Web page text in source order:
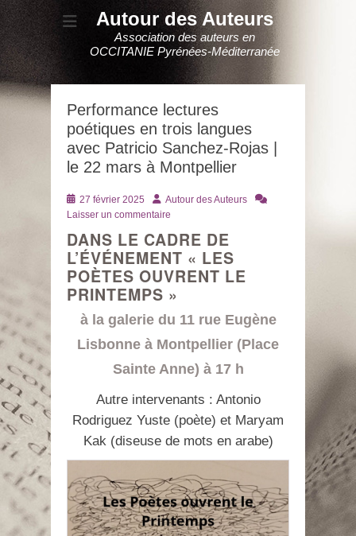
Autour des Auteurs
Association des auteurs en
OCCITANIE Pyrénées-Méditerranée
Performance lectures
poétiques en trois langues
avec Patricio Sanchez-Rojas |
le 22 mars à Montpellier
Posté
le
27 février 2025 AuteurAutour des Auteurs
Laisser un commentaire
DANS LE CADRE DE
L’ÉVÉNEMENT « LES
POÈTES OUVRENT LE
PRINTEMPS »
à la galerie du 11 rue Eugène
Lisbonne à Montpellier (Place
Sainte Anne) à 17 h
Autre intervenants : Antonio
Rodriguez Yuste (poète) et Maryam
Kak (diseuse de mots en arabe)